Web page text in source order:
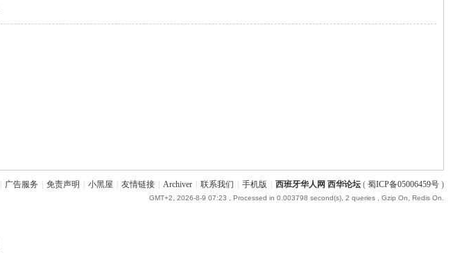
广告服务 免责声明 小黑屋 友情链接 Archiver 联系我们 手机版 西班牙华人网 西华论坛( 蜀ICP备05006459号)
GMT+2, 2026-8-9 07:23 , Processed in 0.003798 second(s), 2 queries , Gzip On, Redis On.